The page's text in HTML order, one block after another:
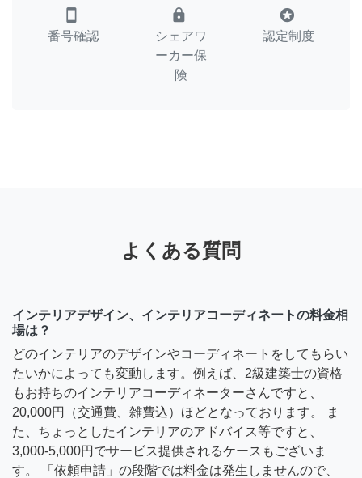
smartphone
番号確認
lock
シェアワ
ーカー保
険
stars
認定制度
よくある質問
インテリアデザイン、インテリアコーディネートの料金相
場は？
どのインテリアのデザインやコーディネートをしてもらい
たいかによっても変動します。例えば、2級建築士の資格
もお持ちのインテリアコーディネーターさんですと、
20,000円（交通費、雑費込）ほどとなっております。 ま
た、ちょっとしたインテリアのアドバイス等ですと、
3,000-5,000円でサービス提供されるケースもございま
す。 「依頼申請」の段階では料金は発生しませんので、